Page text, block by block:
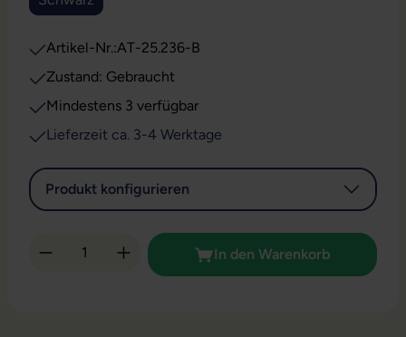
Artikel-Nr.:AT-25.236-B
Zustand: Gebraucht
Mindestens 3 verfügbar
Lieferzeit ca. 3-4 Werktage
Produkt konfigurieren
Produkt Anzahl: Gib den gewünschten
In den Warenkorb